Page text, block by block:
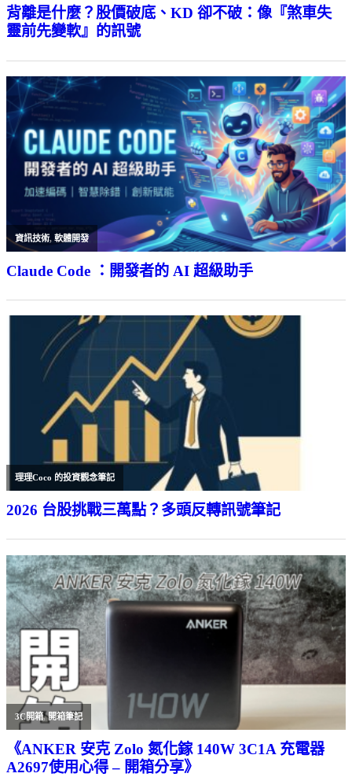
背離是什麼？股價破底、KD 卻不破：像『煞車失
靈前先變軟』的訊號
資訊技術,軟體開發
Claude Code ：開發者的 AI 超級助手
理理Coco 的投資觀念筆記
2026 台股挑戰三萬點？多頭反轉訊號筆記
3C開箱,開箱筆記
《ANKER 安克 Zolo 氮化鎵 140W 3C1A 充電器
A2697使用心得 – 開箱分享》